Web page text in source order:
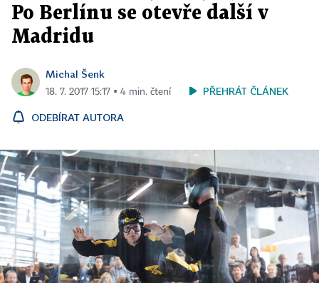
Po Berlínu se otevře další v
Madridu
Michal Šenk
18. 7. 2017 15:17 ▪ 4 min. čtení PŘEHRÁT ČLÁNEK
ODEBÍRAT AUTORA